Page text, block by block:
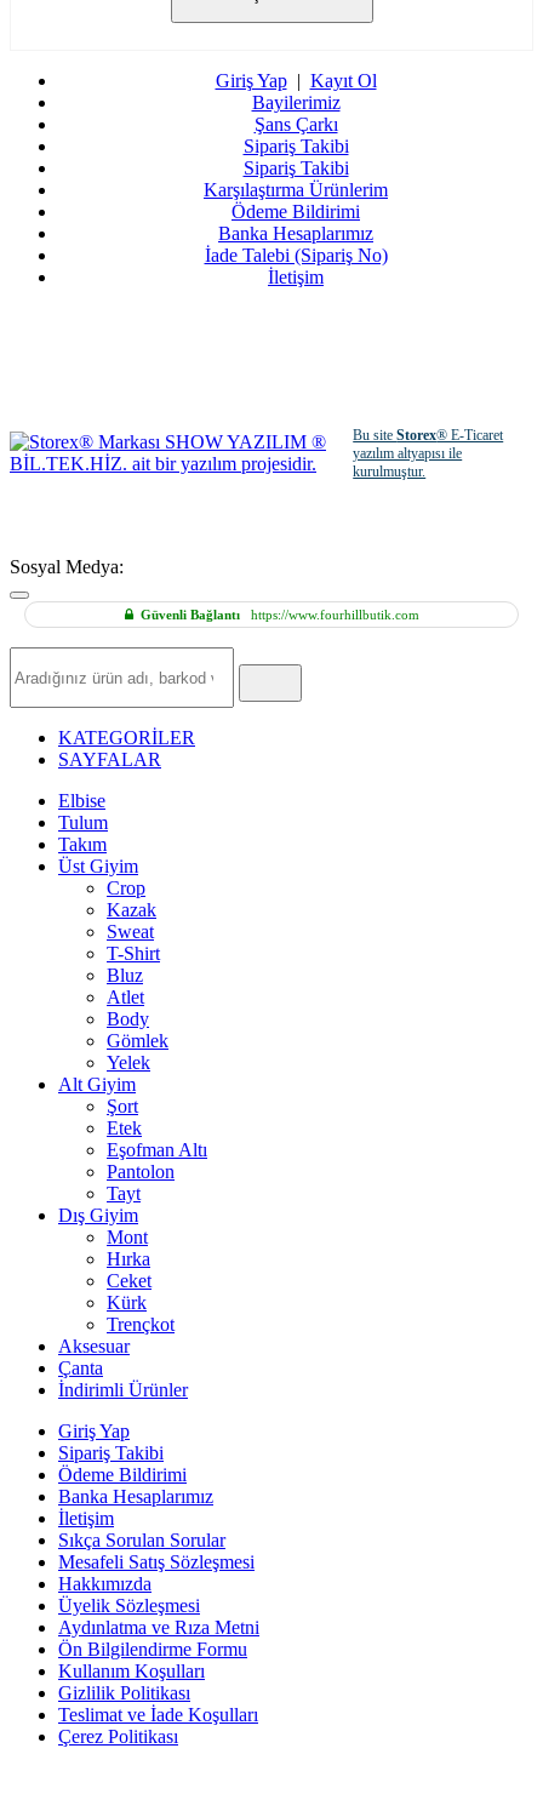
Giriş Yap| Kayıt Ol
Bayilerimiz
Şans Çarkı
Sipariş Takibi
Sipariş Takibi
Karşılaştırma Ürünlerim
Ödeme Bildirimi
Banka Hesaplarımız
İade Talebi (Sipariş No)
İletişim
Bu siteStorex® E-Ticaret
yazılım altyapısı ile
kurulmuştur.
Sosyal Medya:
Güvenli Bağlantıhttps://www.fourhillbutik.com
Ürün
KATEGORİLER
SAYFALAR
Elbise
Tulum
Takım
Üst Giyim
Crop
Kazak
Sweat
T-Shirt
Bluz
Atlet
Body
Gömlek
Yelek
Alt Giyim
Şort
Etek
Eşofman Altı
Pantolon
Tayt
Dış Giyim
Mont
Hırka
Ceket
Kürk
Trençkot
Aksesuar
Çanta
İndirimli Ürünler
Giriş Yap
Sipariş Takibi
Ödeme Bildirimi
Banka Hesaplarımız
İletişim
Sıkça Sorulan Sorular
Mesafeli Satış Sözleşmesi
Hakkımızda
Üyelik Sözleşmesi
Aydınlatma ve Rıza Metni
Ön Bilgilendirme Formu
Kullanım Koşulları
Gizlilik Politikası
Teslimat ve İade Koşulları
Çerez Politikası